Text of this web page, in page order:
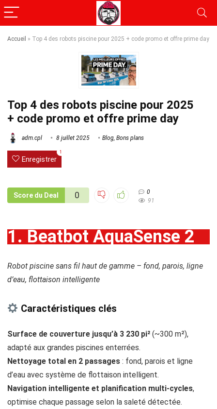
Accueil » Top 4 des robots piscine pour 2025 + code promo et offre prime day
Top 4 des robots piscine pour 2025
+ code promo et offre prime day
adm.cpl 8 juillet 2025 Blog Bons plans
Enregistrer
1
Score du Deal 0
0
91
1. Beatbot AquaSense 2
Robot piscine sans fil haut de gamme – fond, parois, ligne
d’eau, flottaison intelligente
Caractéristiques clés
Surface de couverture jusqu’à 3 230 pi² (~300 m²),
adapté aux grandes piscines enterrées.
Nettoyage total en 2 passages : fond, parois et ligne
d’eau avec système de flottaison intelligent.
Navigation intelligente et planification multi-cycles,
optimise chaque passage selon la saleté détectée.